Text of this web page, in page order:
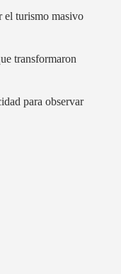
el turismo masivo
transformaron
para observar